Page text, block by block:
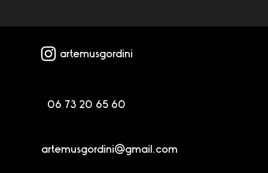
artemusgordini
06 73 20 65 60
artemusgordini@gmail.com